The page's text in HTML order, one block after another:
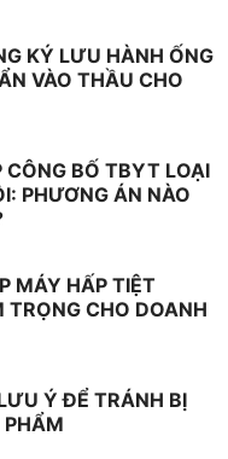
KÝ LƯU HÀNH ỐNG
VÀO THẦU CHO
BỐ TBYT LOẠI
PHƯƠNG ÁN NÀO
MÁY HẤP TIỆT
TRỌNG CHO DOANH
Ý ĐỂ TRÁNH BỊ
PHẨM